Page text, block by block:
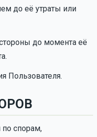
до её утраты или
до момента её
Пользователя.
спорам,